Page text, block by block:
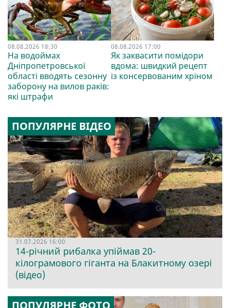
08.08.2026 18:30
На водоймах
Дніпропетровської
області вводять сезонну
заборону на вилов раків:
які штрафи
08.08.2026 17:00
Як заквасити помідори
вдома: швидкий рецепт
із консервованим хріном
ПОПУЛЯРНЕ ВІДЕО
31.07.2026 16:00
14-річний рибалка упіймав 20-
кілограмового гіганта на Блакитному озері
(відео)
ПОПУЛЯРНЕ ФОТО